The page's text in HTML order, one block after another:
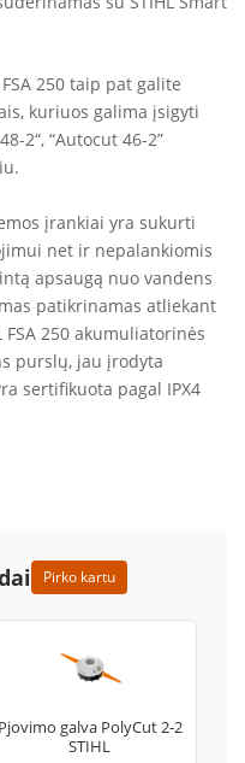
250 taip pat galite
kuriuos galima įsigyti
2“, “Autocut 46-2”
.
įrankiai yra sukurti
net ir nepalankiomis
apsaugą nuo vandens
patikrinamas atliekant
250 akumuliatorinės
purslų, jau įrodyta
sertifikuota pagal IPX4
Pirko kartu
Pjovimo galva PolyCut 2-2
STIHL